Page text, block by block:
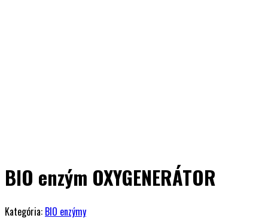
BIO enzým OXYGENERÁTOR
Kategória: BIO enzýmy